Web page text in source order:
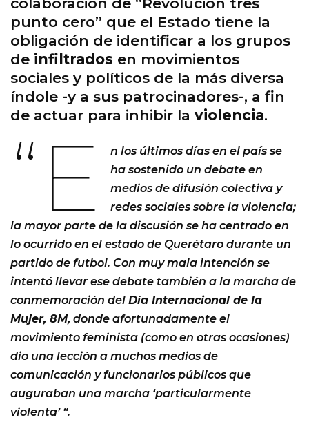
punto cero” que el Estado tiene la
obligación de identificar a los grupos
de infiltrados en movimientos
sociales y políticos de la más diversa
índole -y a sus patrocinadores-, a fin
de actuar para inhibir la violencia.
“E
n los últimos días en el país se
ha sostenido un debate en
medios de difusión colectiva y
redes sociales sobre la violencia;
la mayor parte de la discusión se ha centrado en
lo ocurrido en el estado de Querétaro durante un
partido de futbol. Con muy mala intención se
intentó llevar ese debate también a la marcha de
conmemoración del Día Internacional de la
Mujer, 8M, donde afortunadamente el
movimiento feminista (como en otras ocasiones)
dio una lección a muchos medios de
comunicación y funcionarios públicos que
auguraban una marcha ‘particularmente
violenta’ “.